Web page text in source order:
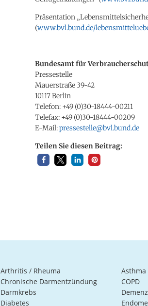
Präsentation
(www.bvl.bund.de/
Bundesamt für
Pressestelle
Mauerstraße 39-42
10117 Berlin
Telefon: +49 (0)30-18444-00211
Telefax: +49 (0)30-18444-00209
E-Mail:pressestelle@bvl.bund.de
Teilen Sie diesen Beitrag:
Arthritis / Rheuma
Asthma
Chronische Darmentzündung
COPD
Darmkrebs
Diabetes